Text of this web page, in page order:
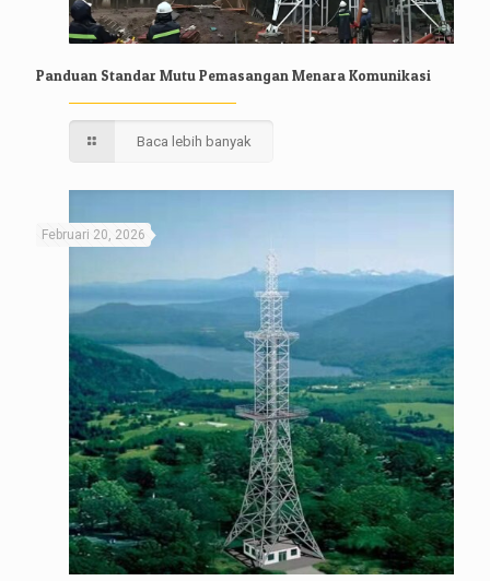
Panduan Standar Mutu Pemasangan Menara Komunikasi
Baca lebih banyak
Februari 20, 2026